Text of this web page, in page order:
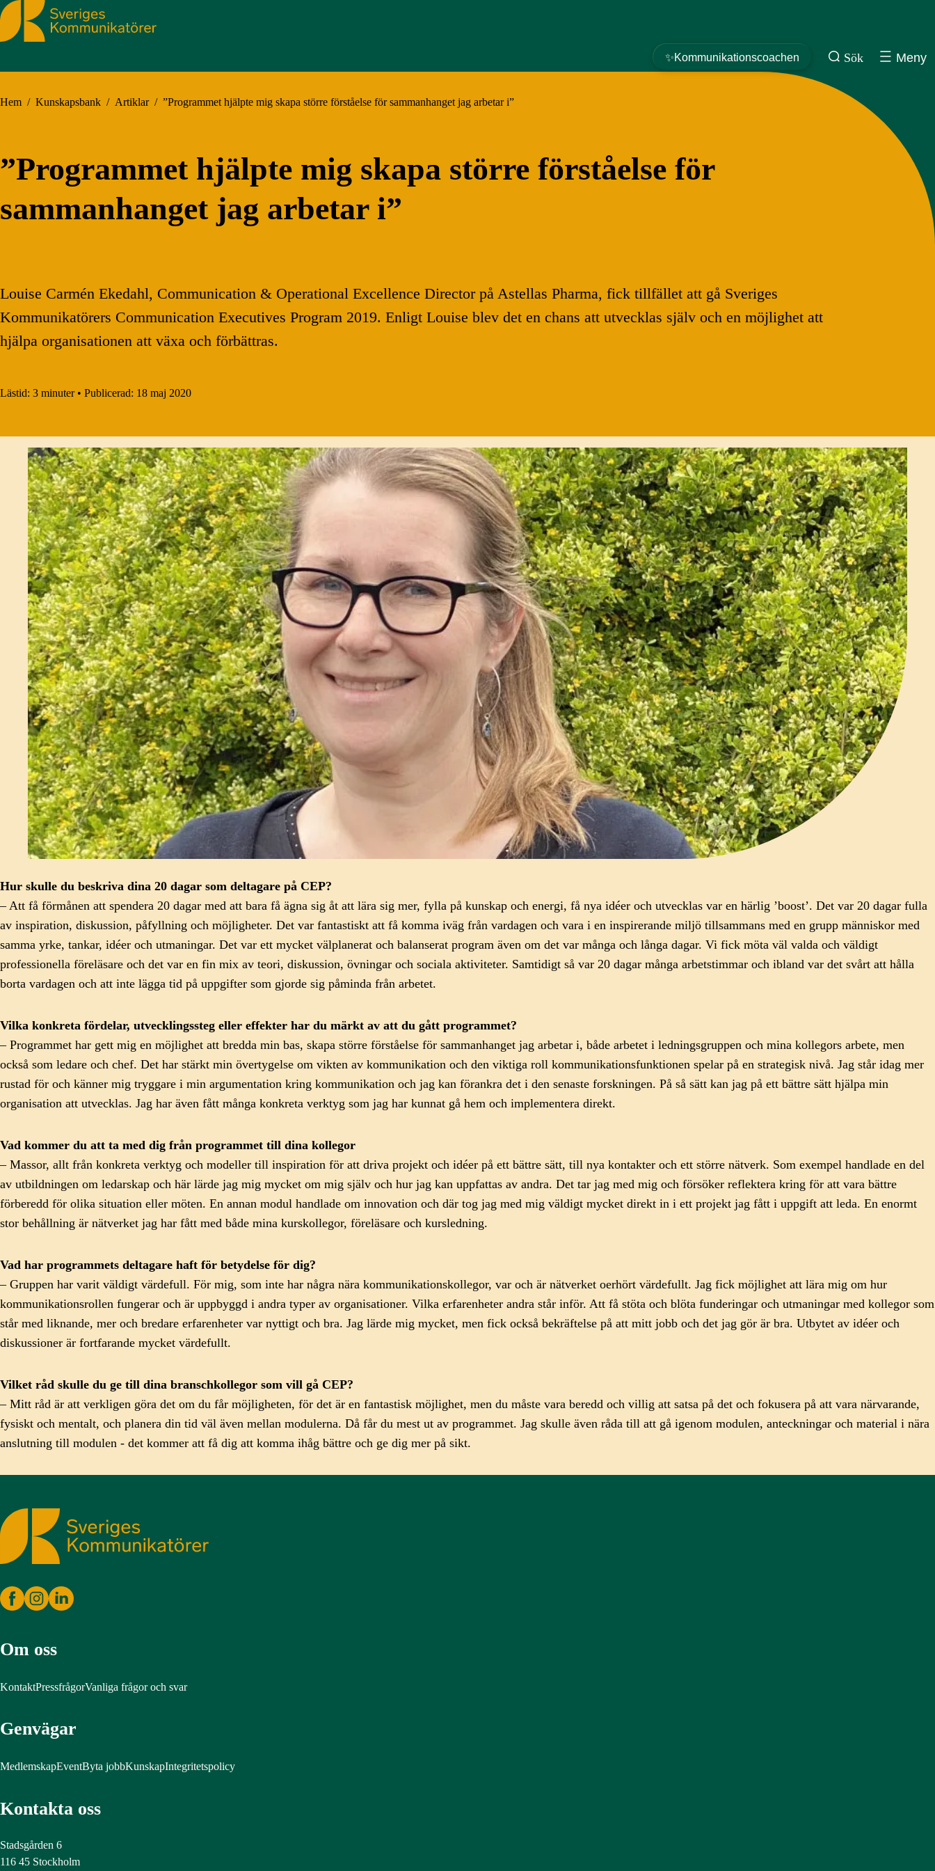
Sveriges Kommunikatörer
✨Kommunikationscoachen Sök Meny
Hem / Kunskapsbank / Artiklar / ”Programmet hjälpte mig skapa större förståelse för sammanhanget jag arbetar i”
”Programmet hjälpte mig skapa större förståelse för
sammanhanget jag arbetar i”
Louise Carmén Ekedahl, Communication & Operational Excellence Director på Astellas Pharma, fick tillfället att gå Sveriges
Kommunikatörers Communication Executives Program 2019. Enligt Louise blev det en chans att utvecklas själv och en möjlighet att
hjälpa organisationen att växa och förbättras.
Lästid: 3 minuter • Publicerad: 18 maj 2020
Hur skulle du beskriva dina 20 dagar som deltagare på CEP?
– Att få förmånen att spendera 20 dagar med att bara få ägna sig åt att lära sig mer, fylla på kunskap och energi, få nya idéer och utvecklas var en härlig ’boost’. Det var 20 dagar fulla
av inspiration, diskussion, påfyllning och möjligheter. Det var fantastiskt att få komma iväg från vardagen och vara i en inspirerande miljö tillsammans med en grupp människor med
samma yrke, tankar, idéer och utmaningar. Det var ett mycket välplanerat och balanserat program även om det var många och långa dagar. Vi fick möta väl valda och väldigt
professionella föreläsare och det var en fin mix av teori, diskussion, övningar och sociala aktiviteter. Samtidigt så var 20 dagar många arbetstimmar och ibland var det svårt att hålla
borta vardagen och att inte lägga tid på uppgifter som gjorde sig påminda från arbetet.
Vilka konkreta fördelar, utvecklingssteg eller effekter har du märkt av att du gått programmet?
– Programmet har gett mig en möjlighet att bredda min bas, skapa större förståelse för sammanhanget jag arbetar i, både arbetet i ledningsgruppen och mina kollegors arbete, men
också som ledare och chef. Det har stärkt min övertygelse om vikten av kommunikation och den viktiga roll kommunikationsfunktionen spelar på en strategisk nivå. Jag står idag mer
rustad för och känner mig tryggare i min argumentation kring kommunikation och jag kan förankra det i den senaste forskningen. På så sätt kan jag på ett bättre sätt hjälpa min
organisation att utvecklas. Jag har även fått många konkreta verktyg som jag har kunnat gå hem och implementera direkt.
Vad kommer du att ta med dig från programmet till dina kollegor
– Massor, allt från konkreta verktyg och modeller till inspiration för att driva projekt och idéer på ett bättre sätt, till nya kontakter och ett större nätverk. Som exempel handlade en del
av utbildningen om ledarskap och här lärde jag mig mycket om mig själv och hur jag kan uppfattas av andra. Det tar jag med mig och försöker reflektera kring för att vara bättre
förberedd för olika situation eller möten. En annan modul handlade om innovation och där tog jag med mig väldigt mycket direkt in i ett projekt jag fått i uppgift att leda. En enormt
stor behållning är nätverket jag har fått med både mina kurskollegor, föreläsare och kursledning.
Vad har programmets deltagare haft för betydelse för dig?
– Gruppen har varit väldigt värdefull. För mig, som inte har några nära kommunikationskollegor, var och är nätverket oerhört värdefullt. Jag fick möjlighet att lära mig om hur
kommunikationsrollen fungerar och är uppbyggd i andra typer av organisationer. Vilka erfarenheter andra står inför. Att få stöta och blöta funderingar och utmaningar med kollegor som
står med liknande, mer och bredare erfarenheter var nyttigt och bra. Jag lärde mig mycket, men fick också bekräftelse på att mitt jobb och det jag gör är bra. Utbytet av idéer och
diskussioner är fortfarande mycket värdefullt.
Vilket råd skulle du ge till dina branschkollegor som vill gå CEP?
– Mitt råd är att verkligen göra det om du får möjligheten, för det är en fantastisk möjlighet, men du måste vara beredd och villig att satsa på det och fokusera på att vara närvarande,
fysiskt och mentalt, och planera din tid väl även mellan modulerna. Då får du mest ut av programmet. Jag skulle även råda till att gå igenom modulen, anteckningar och material i nära
anslutning till modulen - det kommer att få dig att komma ihåg bättre och ge dig mer på sikt.
Sveriges Kommunikatörer
Om oss
KontaktPressfrågorVanliga frågor och svar
Genvägar
MedlemskapEventByta jobbKunskapIntegritetspolicy
Kontakta oss
Stadsgården 6
116 45 Stockholm